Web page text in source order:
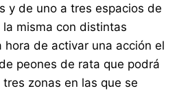
y de uno a tres espacios de
misma con distintas
hora de activar una acción el
peones de rata que podrá
zonas en las que se